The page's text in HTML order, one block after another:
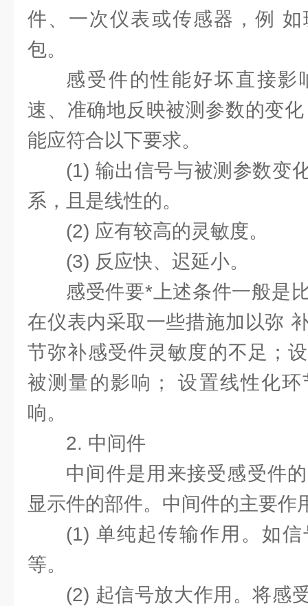
件、一次仪表或传感器，例
包。
感受件的性能好坏直接影
速、准确地反映被测参数的变
能应符合以下要求。
(1) 输出信号与被测参数变
系，且是线性的。
(2) 应有较高的灵敏度。
(3) 反应快、迟延小。
感受件要*上述条件一般是
在仪表内采取一些措施加以弥
节弥补感受件灵敏度的不足；
被测量的影响； 设置线性化
响。
2. 中间件
中间件是用来接受感受件
显示件的部件。中间件的主要作
(1) 单纯起传输作用。如
等。
(2) 起信号放大作用。将感